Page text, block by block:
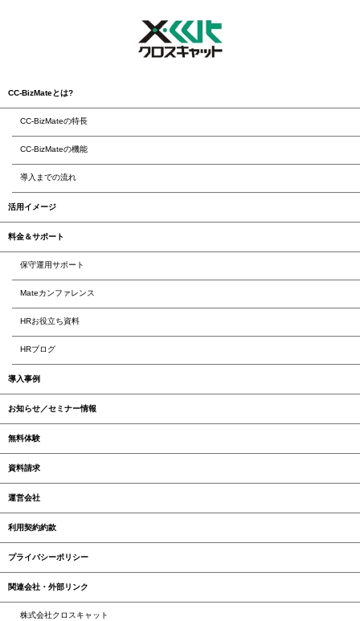
CC-BizMateとは?
CC-BizMateの特長
CC-BizMateの機能
導入までの流れ
活用イメージ
料金＆サポート
保守運用サポート
Mateカンファレンス
HRお役立ち資料
HRブログ
導入事例
お知らせ／セミナー情報
無料体験
資料請求
運営会社
利用契約約款
プライバシーポリシー
関連会社・外部リンク
株式会社クロスキャット